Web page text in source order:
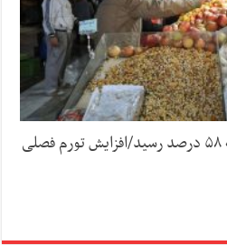
تورم نقطه‌به‌نقطه خدمات به ۵۸ درصد رسید/افزایش تورم فصلی